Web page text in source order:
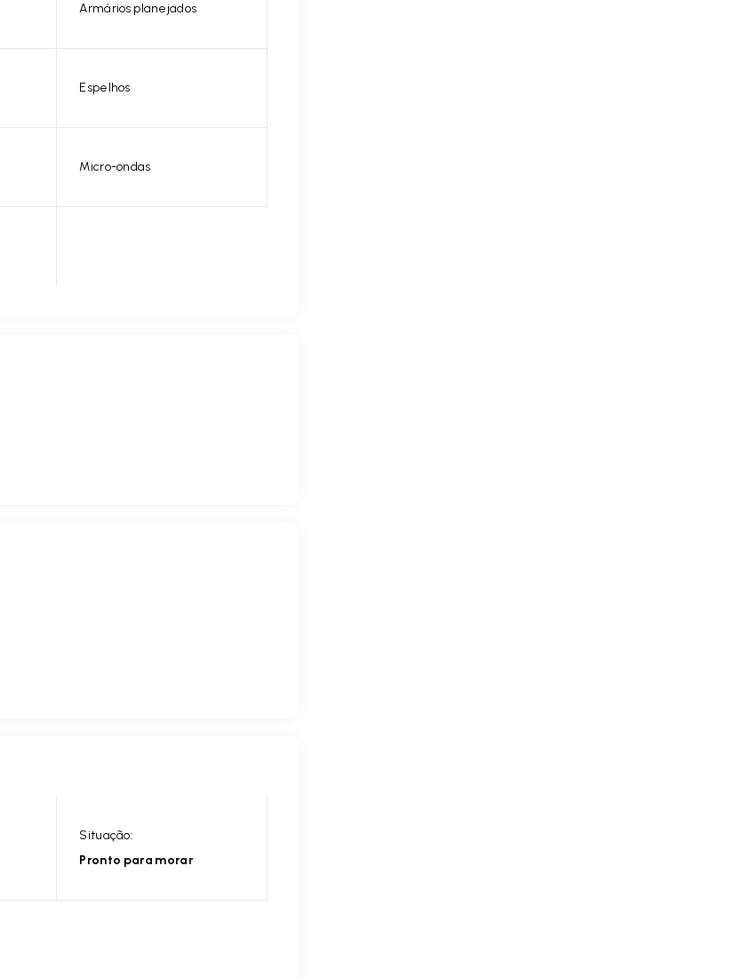
Armários planejados
Espelhos
Micro-ondas
Situação:
Pronto para morar